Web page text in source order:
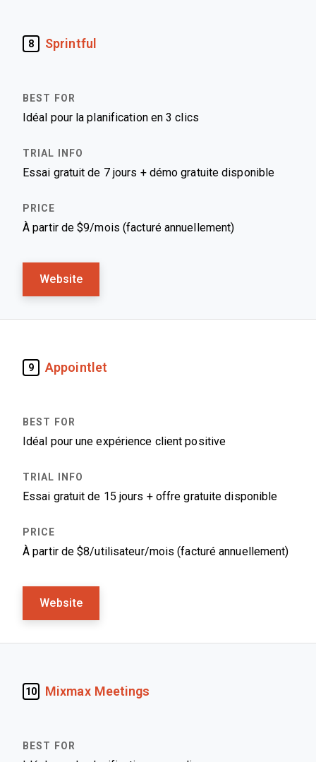
8 Sprintful
Idéal pour la planification en 3 clics
Essai gratuit de 7 jours + démo gratuite disponible
À partir de $9/mois (facturé annuellement)
Website
9 Appointlet
Idéal pour une expérience client positive
Essai gratuit de 15 jours + offre gratuite disponible
À partir de $8/utilisateur/mois (facturé annuellement)
Website
10 Mixmax Meetings